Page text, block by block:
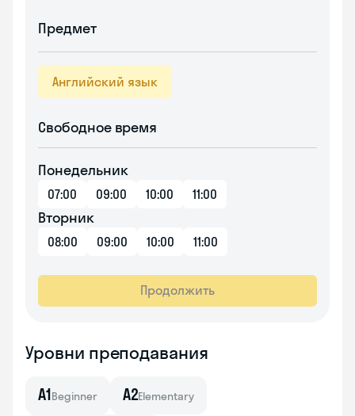
Предмет
Английский язык
Свободное время
Понедельник
07:00 09:00 10:00 11:00
Вторник
08:00 09:00 10:00 11:00
Продолжить
Уровни преподавания
A1Beginner A2Elementary